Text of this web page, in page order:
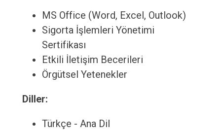
MS Office (Word, Excel, Outlook)
Sigorta İşlemleri Yönetimi
Sertifikası
Etkili İletişim Becerileri
Örgütsel Yetenekler
Diller:
Türkçe - Ana Dil